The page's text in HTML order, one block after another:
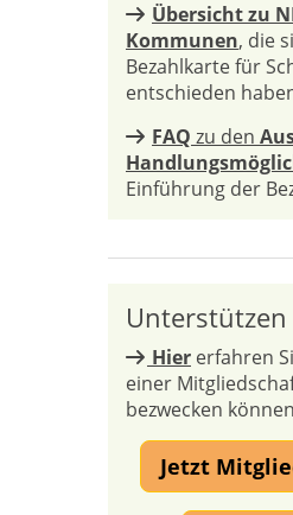
Übersicht zu
Kommunen, die
Bezahlkarte für
entschieden
FAQ zu den
Einführung der
Unterstützen
Hier erfahren
einer
bezwecken
Jetzt